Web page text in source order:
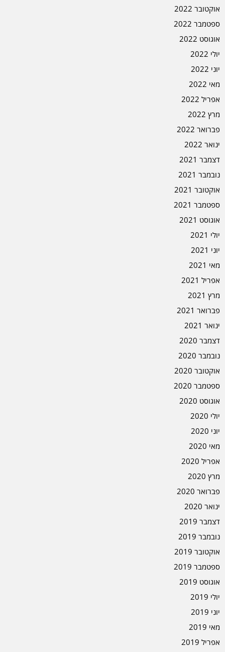
אוקטובר 2022
ספטמבר 2022
אוגוסט 2022
יולי 2022
יוני 2022
מאי 2022
אפריל 2022
מרץ 2022
פברואר 2022
ינואר 2022
דצמבר 2021
נובמבר 2021
אוקטובר 2021
ספטמבר 2021
אוגוסט 2021
יולי 2021
יוני 2021
מאי 2021
אפריל 2021
מרץ 2021
פברואר 2021
ינואר 2021
דצמבר 2020
נובמבר 2020
אוקטובר 2020
ספטמבר 2020
אוגוסט 2020
יולי 2020
יוני 2020
מאי 2020
אפריל 2020
מרץ 2020
פברואר 2020
ינואר 2020
דצמבר 2019
נובמבר 2019
אוקטובר 2019
ספטמבר 2019
אוגוסט 2019
יולי 2019
יוני 2019
מאי 2019
אפריל 2019